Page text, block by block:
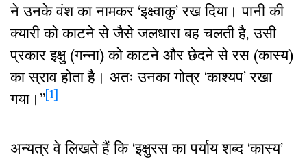
ने उनके वंश का नामकर ‘इक्ष्वाकु’ रख दिया। पानी की
क्यारी को काटने से जैसे जलधारा बह चलती है, उसी
प्रकार इक्षु (गन्ना) को काटने और छेदने से रस (कास्य)
का स्राव होता है। अतः उनका गोत्र ‘काश्यप’ रखा
गया।”[1]
अन्यत्र वे लिखते हैं कि ‘इक्षुरस का पर्याय शब्द ‘कास्य’